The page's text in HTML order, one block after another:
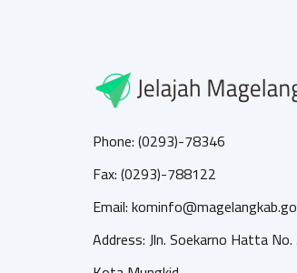
Phone: (0293)-78346
Fax: (0293)-788122
Email:
Address: Jln. Soekarno Hatta